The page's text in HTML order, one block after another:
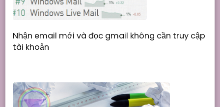
Nhận email mới và đọc gmail không cần truy cập
tài khoản